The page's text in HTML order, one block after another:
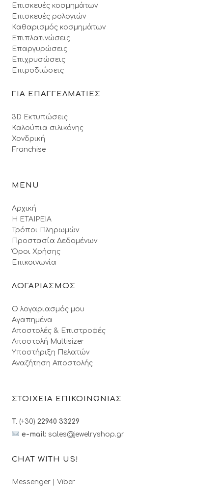
Επισκευές κοσμημάτων
Επισκευές ρολογιών
Καθαρισμός κοσμημάτων
Επιπλατινώσεις
Επαργυρώσεις
Επιχρυσώσεις
Επιροδιώσεις
ΓΙΑ ΕΠΑΓΓΕΛΜΑΤΙΕΣ
3D Εκτυπώσεις
Καλούπια σιλικόνης
Χονδρική
Franchise
MENU
Αρχική
Η ΕΤΑΙΡΕΙΑ
Τρόποι Πληρωμών
Προστασία Δεδομένων
Όροι Xρήσης
Επικοινωνία
ΛΟΓΑΡΙΑΣΜΟΣ
Ο λογαριασμός μου
Αγαπημένα
Αποστολές & Επιστροφές
Αποστολή Multisizer
Υποστήριξη Πελατών
Αναζήτηση Αποστολής
ΣΤΟΙΧΕΙΑ ΕΠΙΚΟΙΝΩΝΙΑΣ
T. (+30) 22940 33229
e-mail: sales@jewelryshop.gr
CHAT WITH US!
Messenger Viber